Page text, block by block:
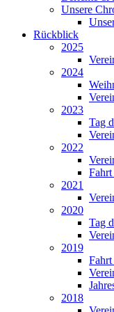
Unsere
Rückblick
2025
2024
2023
Tag
2022
2021
2020
Tag
2019
2018